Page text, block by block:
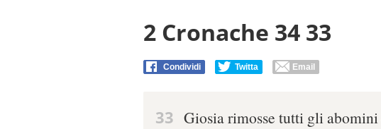
2 Cronache 34 33
Condividi Twitta Email
33 Giosia rimosse tutti gli